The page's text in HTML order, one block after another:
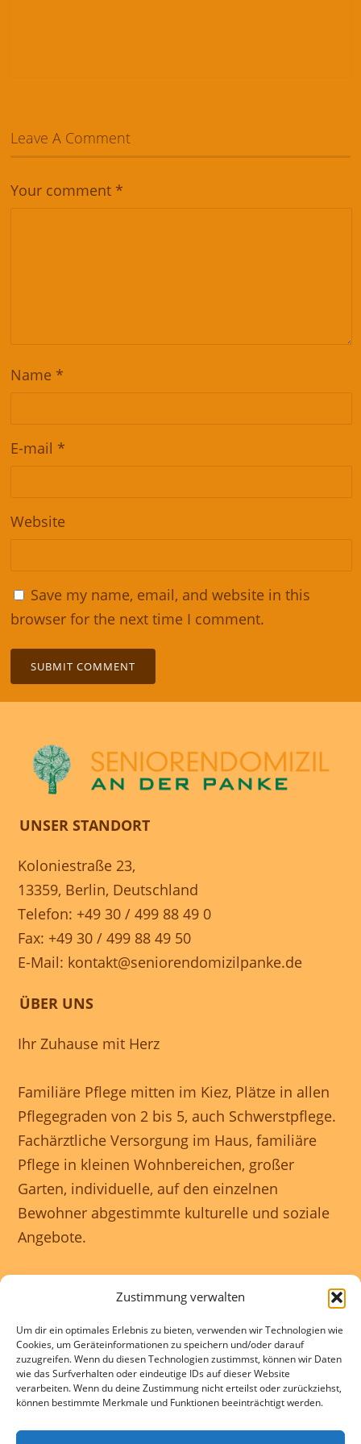
Zustimmung verwalten
Um dir ein optimales Erlebnis zu bieten, verwenden wir Technologien wie
Cookies, um Geräteinformationen zu speichern und/oder darauf
zuzugreifen. Wenn du diesen Technologien zustimmst, können wir Daten
wie das Surfverhalten oder eindeutige IDs auf dieser Website
verarbeiten. Wenn du deine Zustimmung nicht erteilst oder zurückziehst,
können bestimmte Merkmale und Funktionen beeinträchtigt werden.
Leave A Comment
Your comment *
Name *
E-mail *
Website
Save my name, email, and website in this
browser for the next time I comment.
UNSER STANDORT
Koloniestraße 23,
13359, Berlin, Deutschland
Telefon: +49 30 / 499 88 49 0
Fax: +49 30 / 499 88 49 50
E-Mail: kontakt@seniorendomizilpanke.de
ÜBER UNS
Ihr Zuhause mit Herz
Familiäre Pflege mitten im Kiez, Plätze in allen
Pflegegraden von 2 bis 5, auch Schwerstpflege.
Fachärztliche Versorgung im Haus, familiäre
Pflege in kleinen Wohnbereichen, großer
Garten, individuelle, auf den einzelnen
Bewohner abgestimmte kulturelle und soziale
Angebote.
gewährleisten eine 24 Stunden rundum
Betreuung.
Kontakte und Beratung individuell und
kostenlos.